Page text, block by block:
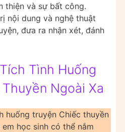
thiện và sự bất công.
nội dung và nghệ thuật
đưa ra nhận xét, đánh
Tình Huống
Ngoài Xa
huống truyện Chiếc thuyền
học sinh có thể nắm